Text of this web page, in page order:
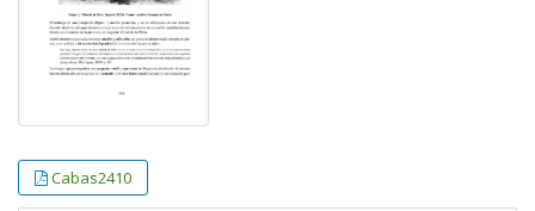
Cabas2410